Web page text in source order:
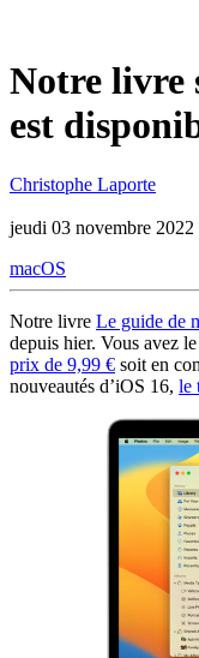
Notre livre
est
Christophe Laporte
jeudi 03 novembre 2022
macOS
Notre livre Le guide de
depuis hier. Vous avez
prix de 9,99 € soit en
nouveautés d’iOS 16, le